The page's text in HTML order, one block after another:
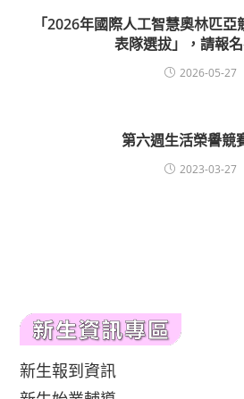
「2026年國際人工智慧奧林匹
表隊選拔」，請報名
2026-05-27
第六週生活榮譽競
2023-03-27
新生報到資訊